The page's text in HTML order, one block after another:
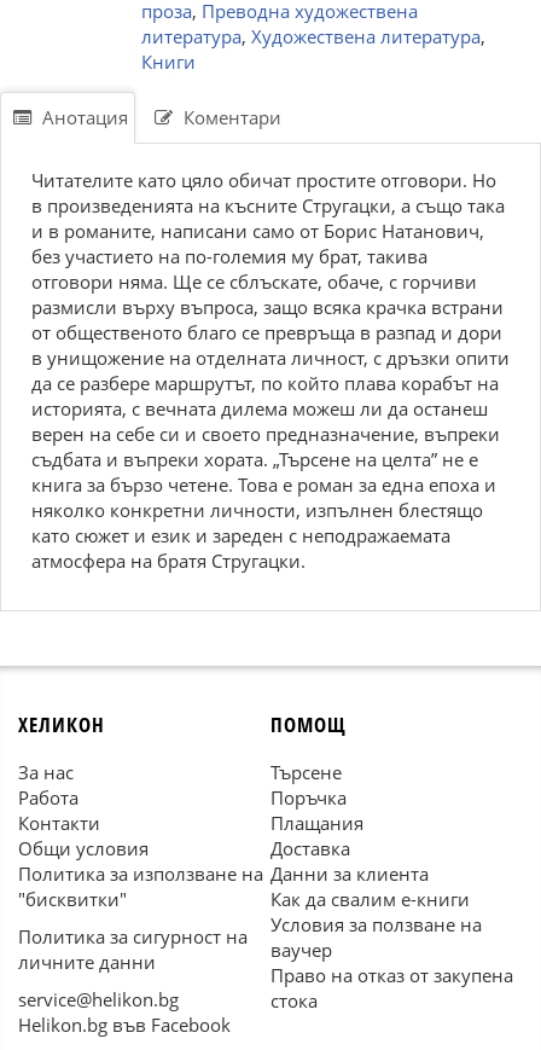
проза, Преводна художествена
литература, Художествена литература,
Книги
Анотация Коментари
Читателите като цяло обичат простите отговори. Но
в произведенията на късните Стругацки, а също така
и в романите, написани само от Борис Натанович,
без участието на по-големия му брат, такива
отговори няма. Ще се сблъскате, обаче, с горчиви
размисли върху въпроса, защо всяка крачка встрани
от общественото благо се превръща в разпад и дори
в унищожение на отделната личност, с дръзки опити
да се разбере маршрутът, по който плава корабът на
историята, с вечната дилема можеш ли да останеш
верен на себе си и своето предназначение, въпреки
съдбата и въпреки хората. „Търсене на целта” не е
книга за бързо четене. Това е роман за една епоха и
няколко конкретни личности, изпълнен блестящо
като сюжет и език и зареден с неподражаемата
атмосфера на братя Стругацки.
ХЕЛИКОН
За нас
Работа
Контакти
Общи условия
Политика за използване на
"бисквитки"
Политика за сигурност на
личните данни
service@helikon.bg
Helikon.bg във Facebook
ПОМОЩ
Търсене
Поръчка
Плащания
Доставка
Данни за клиента
Как да свалим е-книги
Условия за ползване на
ваучер
Право на отказ от закупена
стока